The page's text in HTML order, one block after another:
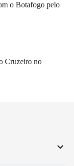
o Botafogo pelo
Cruzeiro no